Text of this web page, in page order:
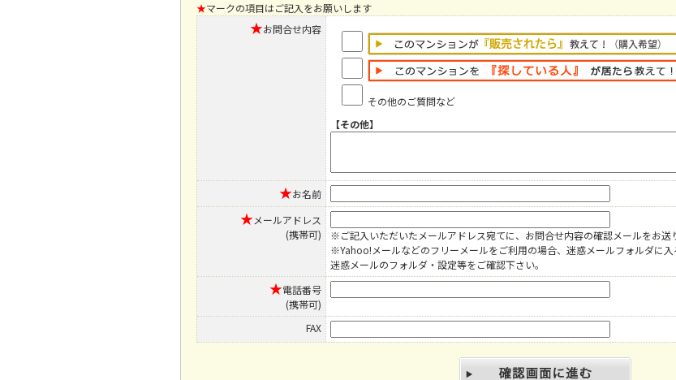
★マークの項目はご記入をお願いします
★お問合せ内容
その他のご質問など
【その他】
★お名前
★ メールアドレス
(携帯可)
※ご記入いただいたメールアドレス宛てに、お問合せ内容の確認メールをお送
※Yahoo!メールなどのフリーメールをご利用の場合、迷惑メールフォルダに入
迷惑メールのフォルダ・設定等をご確認下さい。
★電話番号
(携帯可)
FAX